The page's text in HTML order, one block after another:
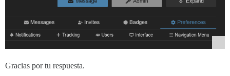
Gracias por tu respuesta.